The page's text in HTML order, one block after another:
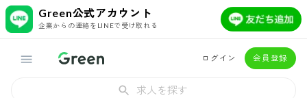
Green公式アカウント
企業からの連絡をLINEで受け取れる
ログイン 会員登録
求人を探す